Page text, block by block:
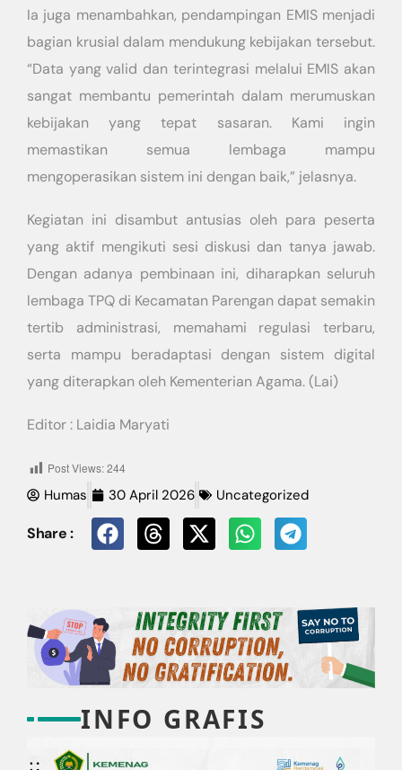
Ia juga menambahkan, pendampingan EMIS menjadi
bagian krusial dalam mendukung kebijakan tersebut.
“Data yang valid dan terintegrasi melalui EMIS akan
sangat membantu pemerintah dalam merumuskan
kebijakan yang tepat sasaran. Kami ingin
memastikan semua lembaga mampu
mengoperasikan sistem ini dengan baik,” jelasnya.
Kegiatan ini disambut antusias oleh para peserta
yang aktif mengikuti sesi diskusi dan tanya jawab.
Dengan adanya pembinaan ini, diharapkan seluruh
lembaga TPQ di Kecamatan Parengan dapat semakin
tertib administrasi, memahami regulasi terbaru,
serta mampu beradaptasi dengan sistem digital
yang diterapkan oleh Kementerian Agama. (Lai)
Editor : Laidia Maryati
Post Views:244
Humas 30 April 2026 Uncategorized
Share :
INFO GRAFIS